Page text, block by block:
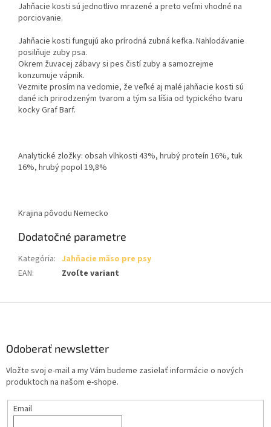
Jahňacie kosti sú jednotlivo mrazené a preto veľmi vhodné na
porciovanie.
Jahňacie kosti fungujú ako prírodná zubná kefka. Nahlodávanie
posilňuje zuby psa.
Okrem žuvacej zábavy si pes čistí zuby a samozrejme
konzumuje vápnik.
Vezmite prosím na vedomie, že veľké aj malé jahňacie kosti sú
dané ich prirodzeným tvarom a tým sa líšia od typického tvaru
kocky Graf Barf.
Analytické zložky: obsah vlhkosti 43%, hrubý proteín 16%, tuk
16%, hrubý popol 19,8%
Krajina pôvodu Nemecko
Dodatočné parametre
Kategória: Jahňacie mäso pre psy
EAN: Zvoľte variant
Odoberať newsletter
Vložte svoj e-mail a my Vám budeme zasielať informácie o nových
produktoch na našom e-shope.
Email